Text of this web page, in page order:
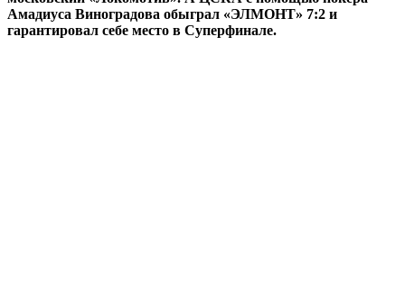
Амадиуса Виноградова обыграл «ЭЛМОНТ» 7:2 и
гарантировал себе место в Суперфинале.